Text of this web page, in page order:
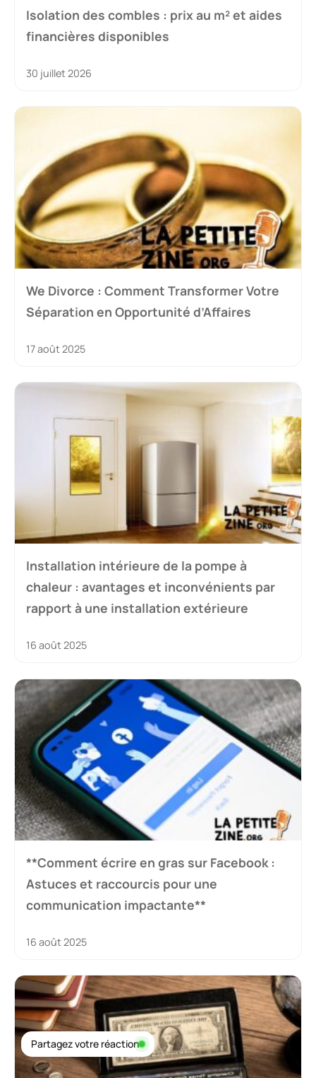
Isolation des combles : prix au m² et aides
financières disponibles
30 juillet 2026
We Divorce : Comment Transformer Votre
Séparation en Opportunité d’Affaires
17 août 2025
Installation intérieure de la pompe à
chaleur : avantages et inconvénients par
rapport à une installation extérieure
16 août 2025
**Comment écrire en gras sur Facebook :
Astuces et raccourcis pour une
communication impactante**
16 août 2025
Partagez votre réaction